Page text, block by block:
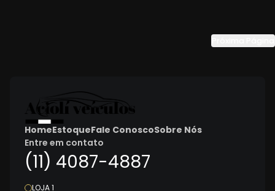
HomeEstoqueFale ConoscoSobre Nós
Entre em contato
(11) 4087-4887
LOJA 1